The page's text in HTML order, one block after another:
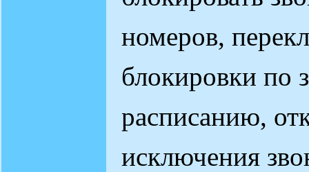
номеров,
блокировки по
расписанию,
исключения